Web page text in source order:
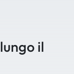
il